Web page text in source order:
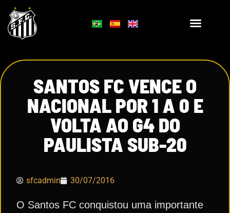
SANTOS FC VENCE O
NACIONAL POR 1 A 0 E
VOLTA AO G4 DO
PAULISTA SUB-20
sfcadmin 30/07/2016
O Santos FC conquistou uma importante